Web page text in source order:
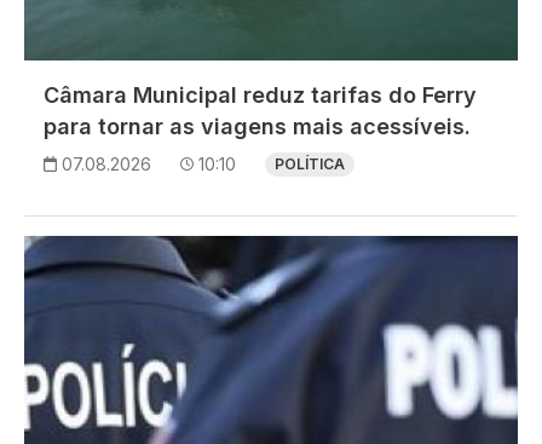
Câmara Municipal reduz tarifas do Ferry
para tornar as viagens mais acessíveis.
07.08.2026 10:10 POLÍTICA
Imagem